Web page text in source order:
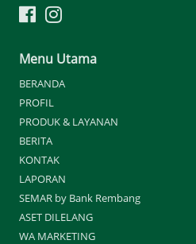
Menu Utama
BERANDA
PROFIL
PRODUK & LAYANAN
BERITA
KONTAK
LAPORAN
SEMAR by Bank Rembang
ASET DILELANG
WA MARKETING